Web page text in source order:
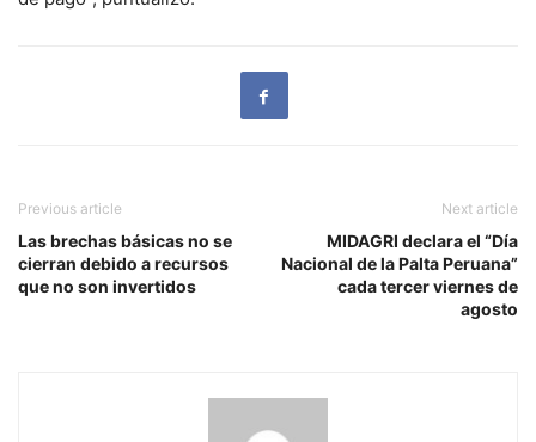
Previous article
Las brechas básicas no se
cierran debido a recursos
que no son invertidos
Next article
MIDAGRI declara el “Día
Nacional de la Palta Peruana”
cada tercer viernes de
agosto